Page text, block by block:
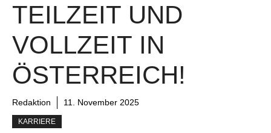
TEILZEIT UND
VOLLZEIT IN
ÖSTERREICH!
Redaktion 11. November 2025
KARRIERE